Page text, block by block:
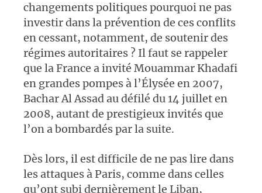
changements politiques pourquoi ne pas
investir dans la prévention de ces conflits
en cessant, notamment, de soutenir des
régimes autoritaires ? Il faut se rappeler
que la France a invité Mouammar Khadafi
en grandes pompes à l’Élysée en 2007,
Bachar Al Assad au défilé du 14 juillet en
2008, autant de prestigieux invités que
l’on a bombardés par la suite.
Dès lors, il est difficile de ne pas lire dans
les attaques à Paris, comme dans celles
qu’ont subi dernièrement le Liban,